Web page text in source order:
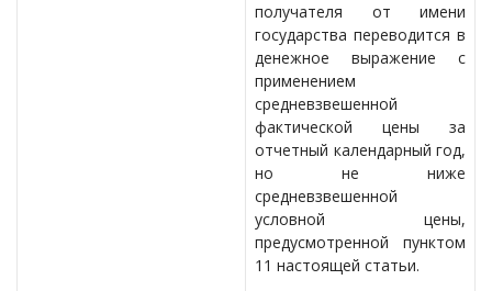
получателя от имени
государства переводится в
денежное выражение с
применением
средневзвешенной
фактической цены за
отчетный календарный год,
но не ниже
средневзвешенной
условной цены,
предусмотренной пунктом
11 настоящей статьи.